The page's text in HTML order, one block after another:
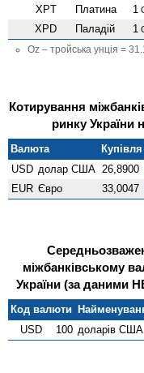
XPT Платина 1
XPD Паладій 1
Oz – тройська унція =
Котирування
ринку України
Валюта
USD долар США 26,8900
EUR Євро 33,0047
міжбанківському
України (за даними
Код валюти
USD
100 доларів США